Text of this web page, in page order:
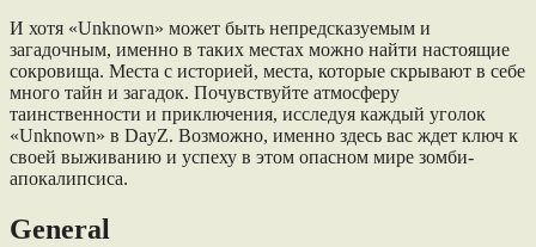
И хотя «Unknown» может быть непредсказуемым и
загадочным, именно в таких местах можно найти настоящие
сокровища. Места с историей, места, которые скрывают в себе
много тайн и загадок. Почувствуйте атмосферу
таинственности и приключения, исследуя каждый уголок
«Unknown» в DayZ. Возможно, именно здесь вас ждет ключ к
своей выживанию и успеху в этом опасном мире зомби-
апокалипсиса.
General